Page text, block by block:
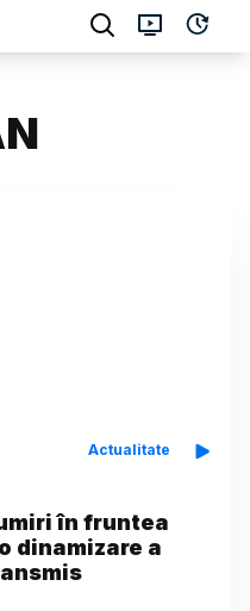
Actualitate
în fruntea
dinamizare a